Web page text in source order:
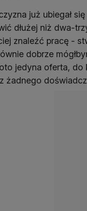
już ubiegał
dłużej niż dwa-
znaleźć pracę -
dobrze
jedyna oferta, do
żadnego